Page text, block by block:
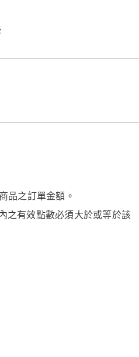
品之訂單金額。
之有效點數必須大於或等於該